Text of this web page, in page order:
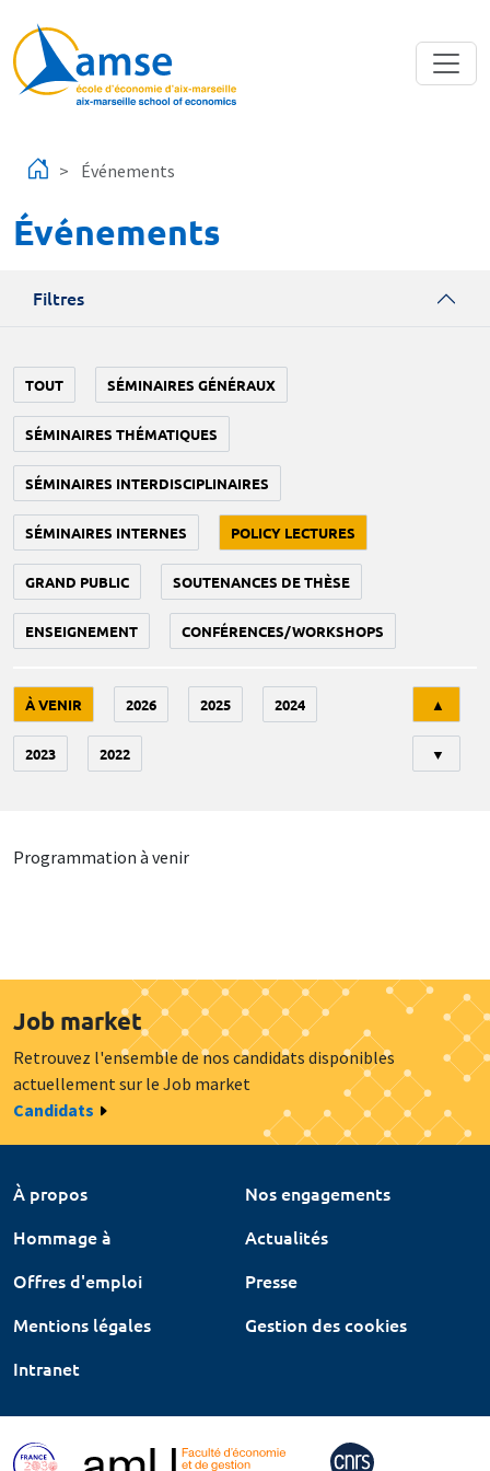
Événements
Événements
Filtres
TOUT SÉMINAIRES GÉNÉRAUX
SÉMINAIRES THÉMATIQUES
SÉMINAIRES INTERDISCIPLINAIRES
SÉMINAIRES INTERNES POLICY LECTURES
GRAND PUBLIC SOUTENANCES DE THÈSE
ENSEIGNEMENT CONFÉRENCES/WORKSHOPS
À VENIR 2026 2025 2024
2023 2022
▲
▼
Programmation à venir
Job market
Retrouvez l'ensemble de nos candidats disponibles
actuellement sur le Job market
Candidats
À propos
Nos engagements
Hommage à
Actualités
Offres d'emploi
Presse
Mentions légales
Gestion des cookies
Intranet